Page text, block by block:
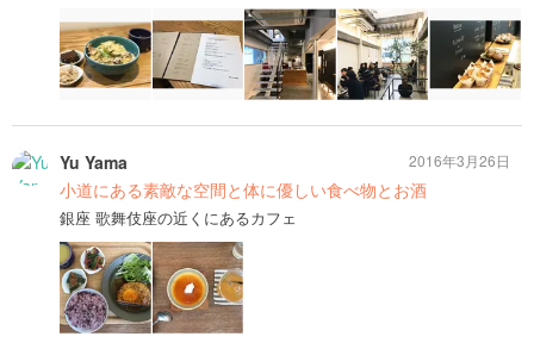
Yu Yama
小道にある素敵な空間と体に優しい食べ物とお酒
銀座 歌舞伎座の近くにあるカフェ
2016年3月26日